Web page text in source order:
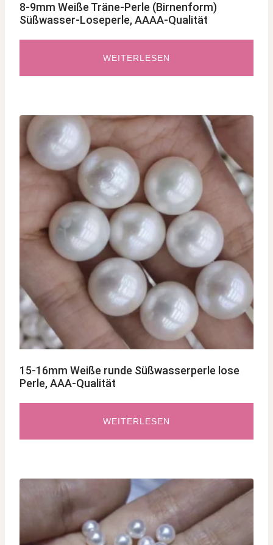
8-9mm Weiße Träne-Perle (Birnenform)
Süßwasser-Loseperle, AAAA-Qualität
WEITERLESEN
15-16mm Weiße runde Süßwasserperle lose
Perle, AAA-Qualität
WEITERLESEN